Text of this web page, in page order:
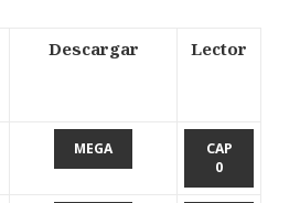
Descargar Lector
MEGA
CAP
0